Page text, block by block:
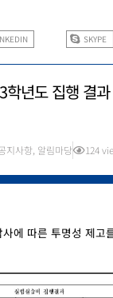
SKYPE
년도 집행 결
지사항, 알림마당 124
에 따른 투명성 제고